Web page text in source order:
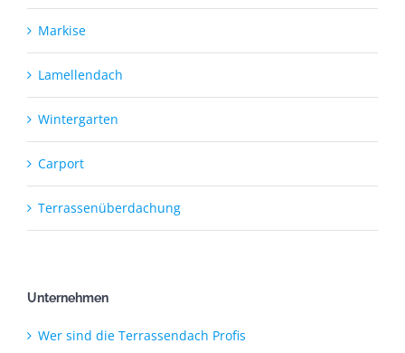
Markise
Lamellendach
Wintergarten
Carport
Terrassenüberdachung
Unternehmen
Wer sind die Terrassendach Profis